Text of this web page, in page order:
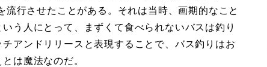
行させたことがある。それは当時、画期的なこと
う人にとって、まずくて食べられないバスは釣り
アンドリリースと表現することで、バス釣りはお
は魔法なのだ。